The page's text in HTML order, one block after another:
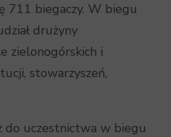
711 biegaczy. W biegu
drużyny
zielonogórskich i
stowarzyszeń,
do uczestnictwa w biegu